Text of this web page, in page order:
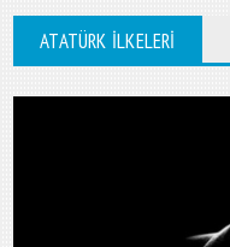
ATATÜRK İLKELERI